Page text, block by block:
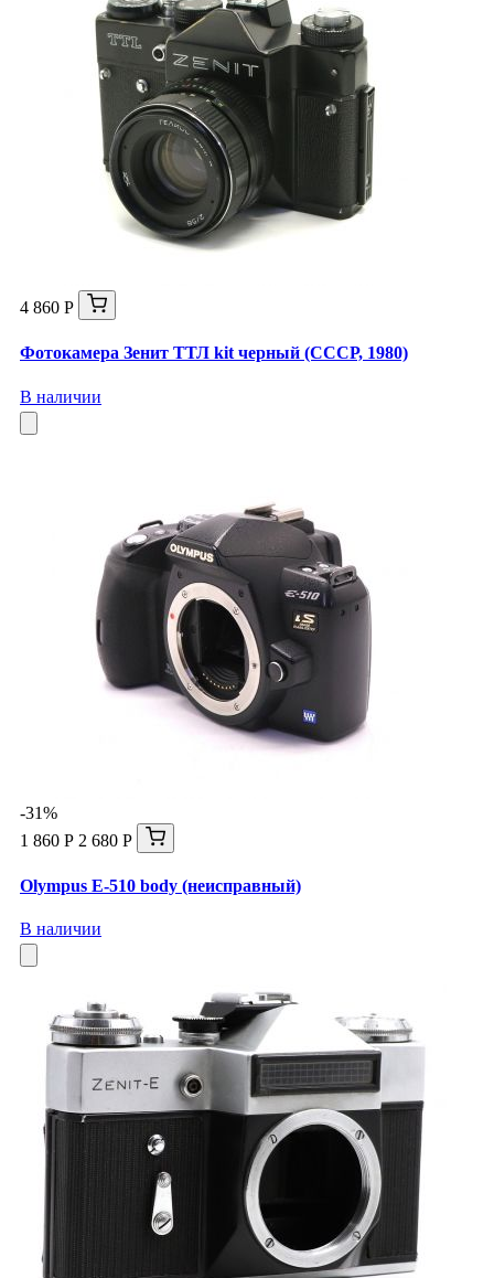
4 860 Р
Фотокамера Зенит ТТЛ kit черный (СССР, 1980)
В наличии
-31%
1 860 Р 2 680 Р
Olympus E-510 body (неисправный)
В наличии